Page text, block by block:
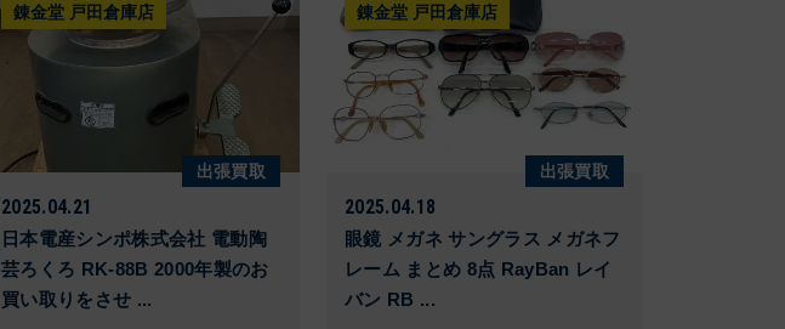
錬金堂 戸田倉庫店
出張買取
2025.04.21
日本電産シンポ株式会社 電動陶
芸ろくろ RK-88B 2000年製のお
買い取りをさせ ...
錬金堂 戸田倉庫店
出張買取
2025.04.18
眼鏡 メガネ サングラス メガネフ
レーム まとめ 8点 RayBan レイ
バン RB ...